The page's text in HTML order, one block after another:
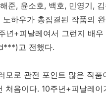
준, 윤소호, 백호, 민영기,
하우가 총집결된 작품의
년+피날레여서 그런지 배
고 전했다.
모로 관전 포인트 많은 작
음이다. 10주년+피날레